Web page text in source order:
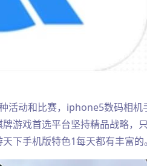
活动和比赛，iphone5数码相机
游戏首选平台坚持精品战略，
下手机版特色1每天都有丰富的。